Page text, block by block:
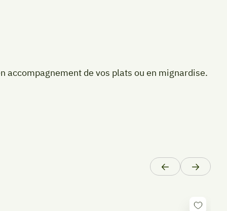
accompagnement de vos plats ou en mignardise.
Précédent Suivant